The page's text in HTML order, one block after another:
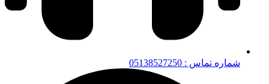
شماره تماس : 05138527250